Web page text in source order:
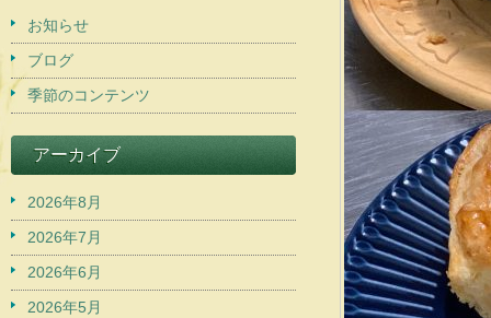
お知らせ
ブログ
季節のコンテンツ
アーカイブ
2026年8月
2026年7月
2026年6月
2026年5月